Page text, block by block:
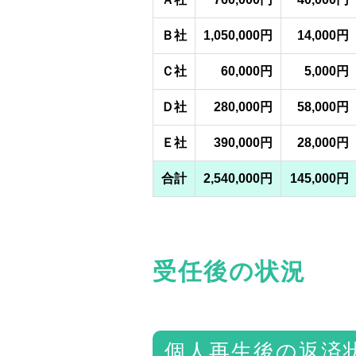
Ｂ社 1,050,000円 14,000円
Ｃ社 60,000円 5,000円
Ｄ社 280,000円 58,000円
Ｅ社 390,000円 28,000円
合計 2,540,000円 145,000円
受任後の状況